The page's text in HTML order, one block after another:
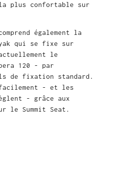
plus confortable sur
également la
qui se fixe sur
le
120 - par
de fixation standard.
- et les
- grâce aux
le Summit Seat.